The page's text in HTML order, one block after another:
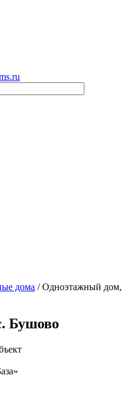
дома /Одноэтажный дом,
Бушово